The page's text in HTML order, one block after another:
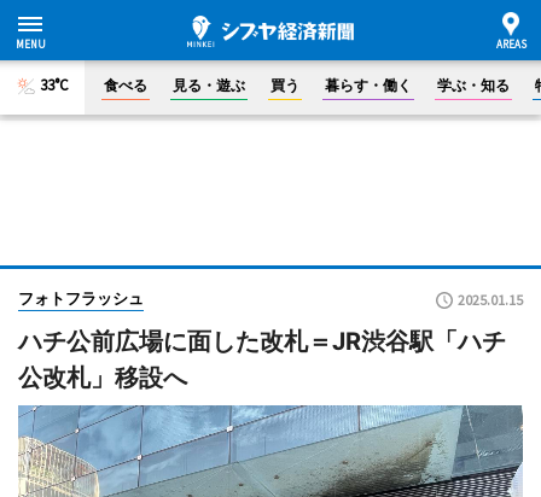
33°C 食べる 見る・遊ぶ 買う 暮らす・働く 学ぶ・知る
フォトフラッシュ 2025.01.15
ハチ公前広場に面した改札＝JR渋谷駅「ハチ
公改札」移設へ